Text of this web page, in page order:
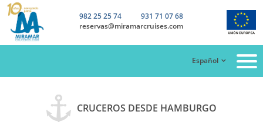
982 25 25 74
931 71 07 68
reservas@miramarcruises.com
Español
CRUCEROS DESDE HAMBURGO